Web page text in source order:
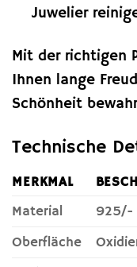
Juwelier
Mit der richtigen
Ihnen lange
Schönheit
Technische
MERKMAL
Material
925/-
Oberfläche